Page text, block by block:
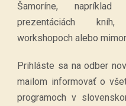
Šamoríne,
prezentáciách kníh,
workshopoch alebo
Prihláste sa na odber
mailom informovať o
programoch v